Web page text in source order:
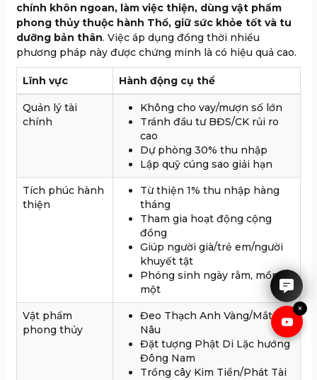
×
chính khôn ngoan, làm việc thiện, dùng vật phẩm
phong thủy thuộc hành Thổ, giữ sức khỏe tốt và tu
dưỡng bản thân. Việc áp dụng đồng thời nhiều
phương pháp này được chứng minh là có hiệu quả cao.
Lĩnh vực Hành động cụ thể
Quản lý tài
chính
Không cho vay/mượn số lớn
Tránh đầu tư BĐS/CK rủi ro
cao
Dự phòng 30% thu nhập
Lập quỹ cúng sao giải hạn
Tích phúc hành
thiện
Từ thiện 1% thu nhập hàng
tháng
Tham gia hoạt động cộng
đồng
Giúp người già/trẻ em/người
khuyết tật
Phóng sinh ngày rằm, mồng
một
Vật phẩm
phong thủy
Đeo Thạch Anh Vàng/Mắt Hổ
Nâu
Đặt tượng Phật Di Lặc hướng
Đông Nam
Trồng cây Kim Tiền/Phát Tài
IRUBY rất hân hạnh được tư
vấn cho anh chị.